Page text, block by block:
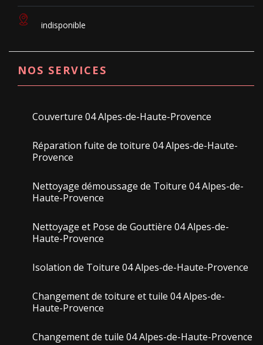
indisponible
NOS SERVICES
Couverture 04 Alpes-de-Haute-Provence
Réparation fuite de toiture 04 Alpes-de-Haute-
Provence
Nettoyage démoussage de Toiture 04 Alpes-de-
Haute-Provence
Nettoyage et Pose de Gouttière 04 Alpes-de-
Haute-Provence
Isolation de Toiture 04 Alpes-de-Haute-Provence
Changement de toiture et tuile 04 Alpes-de-
Haute-Provence
Changement de tuile 04 Alpes-de-Haute-Provence